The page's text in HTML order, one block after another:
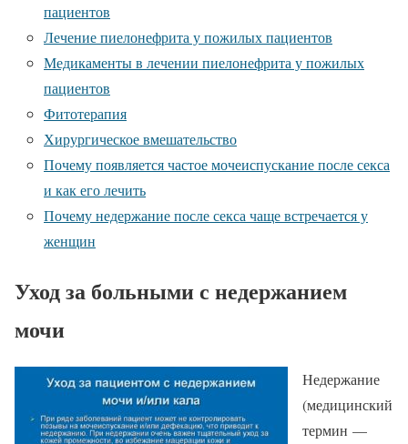
пациентов
Лечение пиелонефрита у пожилых пациентов
Медикаменты в лечении пиелонефрита у пожилых
пациентов
Фитотерапия
Хирургическое вмешательство
Почему появляется частое мочеиспускание после секса
и как его лечить
Почему недержание после секса чаще встречается у
женщин
Уход за больными с недержанием
мочи
Недержание
(медицинский
термин —